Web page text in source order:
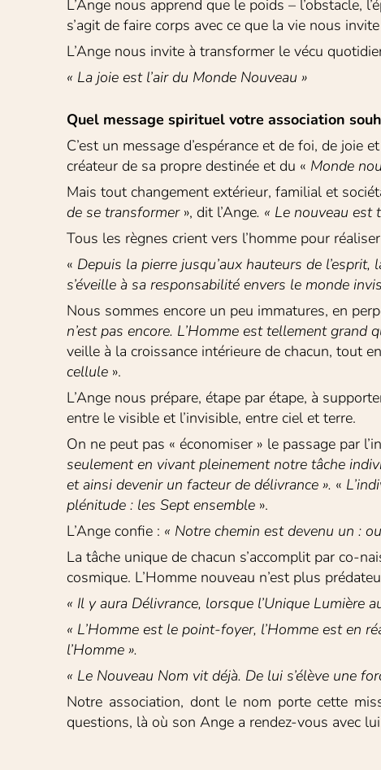
L’Ange nous apprend que le poids – l’obstacle,
s’agit de faire corps avec ce que la vie nous
L’Ange nous invite à transformer le vécu
« La joie est l’air du Monde Nouveau »
Quel message spirituel votre association
C’est un message d’espérance et de foi, de joie
créateur de sa propre destinée et du « Monde
Mais tout changement extérieur, familial et
de se transformer », dit l’Ange. « Le nouveau
Tous les règnes crient vers l’homme pour
« Depuis la pierre jusqu’aux hauteurs de
s’éveille à sa responsabilité envers le monde
Nous sommes encore un peu immatures, en
n’est pas encore. L’Homme est tellement grand
veille à la croissance intérieure de chacun, tout
cellule ».
L’Ange nous prépare, étape par étape, à
entre le visible et l’invisible, entre ciel et terre.
On ne peut pas « économiser » le passage par
seulement en vivant pleinement notre tâche
et ainsi devenir un facteur de délivrance ». «
plénitude : les Sept ensemble ».
L’Ange confie : « Notre chemin est devenu un :
La tâche unique de chacun s’accomplit par co-
cosmique. L’Homme nouveau n’est plus
« Il y aura Délivrance, lorsque l’Unique
« L’Homme est le point-foyer, l’Homme est en
l’Homme ».
« Le Nouveau Nom vit déjà. De lui s’élève une
Notre association, dont le nom porte cette
questions, là où son Ange a rendez-vous avec